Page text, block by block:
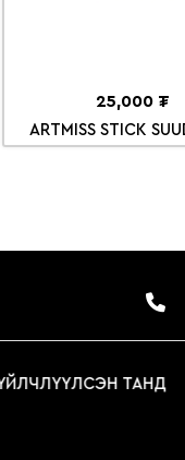
25,000 ₮
ARTMISS STICK
ТАНД